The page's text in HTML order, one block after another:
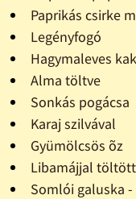
Paprikás csirke
Legényfogó
Hagymaleves
Alma töltve
Sonkás pogácsa
Karaj szilvával
Gyümölcsös õz
Libamájjal
Somlói galuska